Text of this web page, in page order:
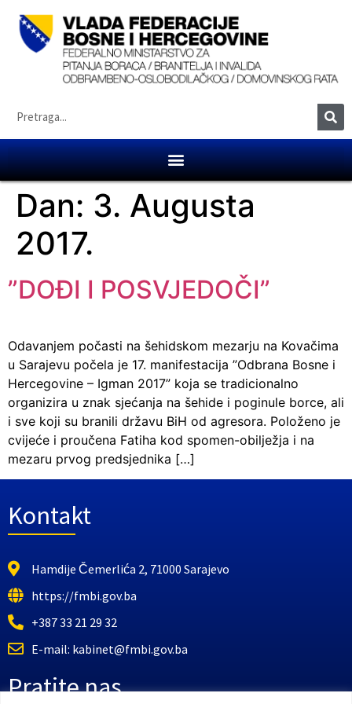
Dan: 3. Augusta
2017.
”DOĐI I POSVJEDOČI”
Odavanjem počasti na šehidskom mezarju na Kovačima
u Sarajevu počela je 17. manifestacija ”Odbrana Bosne i
Hercegovine – Igman 2017” koja se tradicionalno
organizira u znak sjećanja na šehide i poginule borce, ali
i sve koji su branili državu BiH od agresora. Položeno je
cvijeće i proučena Fatiha kod spomen-obilježja i na
mezaru prvog predsjednika […]
Kontakt
Hamdije Čemerlića 2, 71000 Sarajevo
https://fmbi.gov.ba
+387 33 21 29 32
E-mail: kabinet@fmbi.gov.ba
Pratite nas